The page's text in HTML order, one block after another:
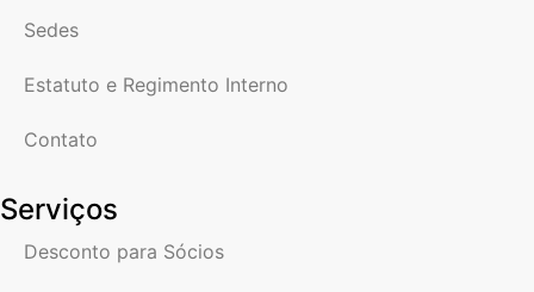
Sedes
Estatuto e Regimento Interno
Contato
Serviços
Desconto para Sócios